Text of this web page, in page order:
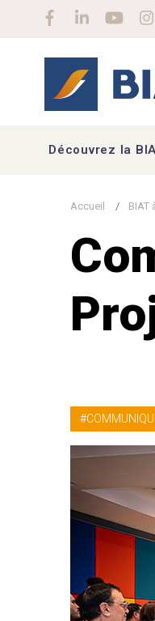
Aller au contenu principal
Social menu
Découvrez la
Accueil BIAT